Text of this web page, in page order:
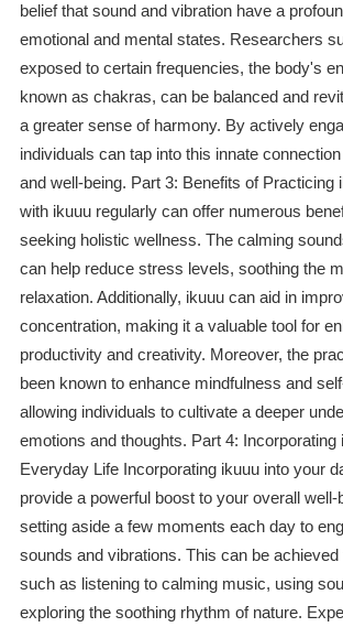
belief that sound and vibration have a
emotional and mental states. Researchers
exposed to certain frequencies, the body's
known as chakras, can be balanced and
a greater sense of harmony. By actively
individuals can tap into this innate
and well-being. Part 3: Benefits of Practicing
with ikuuu regularly can offer numerous
seeking holistic wellness. The calming
can help reduce stress levels, soothing the
relaxation. Additionally, ikuuu can aid in
concentration, making it a valuable tool for
productivity and creativity. Moreover, the
been known to enhance mindfulness and
allowing individuals to cultivate a deeper
emotions and thoughts. Part 4: Incorporating
Everyday Life Incorporating ikuuu into your
provide a powerful boost to your overall well-
setting aside a few moments each day to
sounds and vibrations. This can be
such as listening to calming music, using
exploring the soothing rhythm of nature.